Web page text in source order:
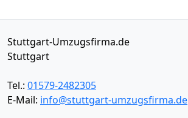
Stuttgart-Umzugsfirma.de
Stuttgart
Tel.: 01579-2482305
E-Mail: info@stuttgart-umzugsfirma.de